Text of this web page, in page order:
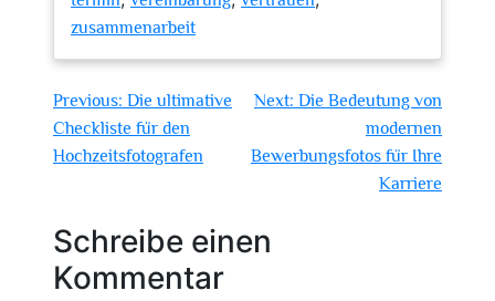
zusammenarbeit
Beitragsnavigation
Previous: Die ultimative
Checkliste für den
Hochzeitsfotografen
Next: Die Bedeutung von
modernen
Bewerbungsfotos für Ihre
Karriere
Schreibe einen
Kommentar